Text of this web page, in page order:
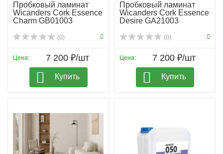
Пробковый ламинат
Wicanders Cork Essence
Charm GB01003
(0)
Цена: 7 200 ₽/шт
Купить
Пробковый ламинат
Wicanders Cork Essence
Desire GA21003
(0)
Цена: 7 200 ₽/шт
Купить